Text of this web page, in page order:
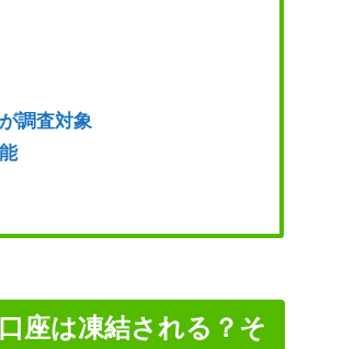
調査対象
座は凍結される？そ